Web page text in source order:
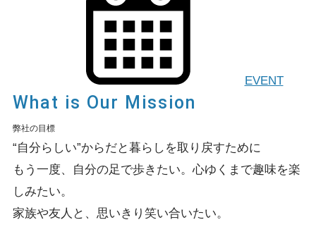
EVENT
What is Our Mission
弊社の目標
“自分らしい”からだと暮らしを取り戻すために
もう一度、自分の足で歩きたい。心ゆくまで趣味を楽
しみたい。
家族や友人と、思いきり笑い合いたい。